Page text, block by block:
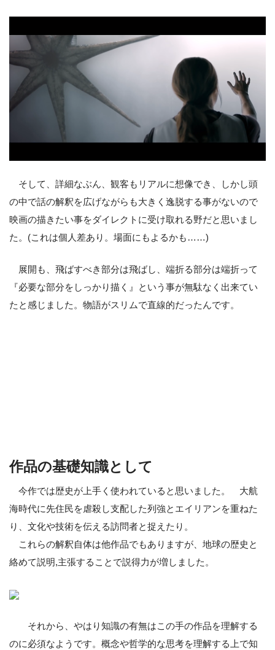
そして、詳細なぶん、観客もリアルに想像でき、しかし頭
の中で話の解釈を広げながらも大きく逸脱する事がないので
映画の描きたい事をダイレクトに受け取れる野だと思いまし
た。(これは個人差あり。場面にもよるかも……)
展開も、飛ばすべき部分は飛ばし、端折る部分は端折って
『必要な部分をしっかり描く』という事が無駄なく出来てい
たと感じました。物語がスリムで直線的だったんです。
作品の基礎知識として
今作では歴史が上手く使われていると思いました。 大航
海時代に先住民を虐殺し支配した列強とエイリアンを重ねた
り、文化や技術を伝える訪問者と捉えたり。
これらの解釈自体は他作品でもありますが、地球の歴史と
絡めて説明,主張することで説得力が増しました。
それから、やはり知識の有無はこの手の作品を理解する
のに必須なようです。概念や哲学的な思考を理解する上で知